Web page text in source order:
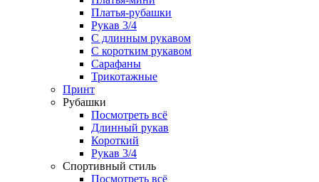
Платья-рубашки
Рукав 3/4
С длинным рукавом
С коротким рукавом
Сарафаны
Трикотажные
Принт
Рубашки
Посмотреть всё
Длинный рукав
Короткий
Рукав 3/4
Спортивный стиль
Посмотреть всё